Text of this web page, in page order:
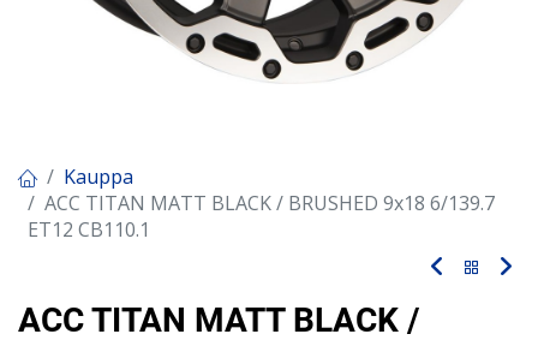
Kauppa
ACC TITAN MATT BLACK / BRUSHED 9x18 6/139.7
ET12 CB110.1
ACC TITAN MATT BLACK /